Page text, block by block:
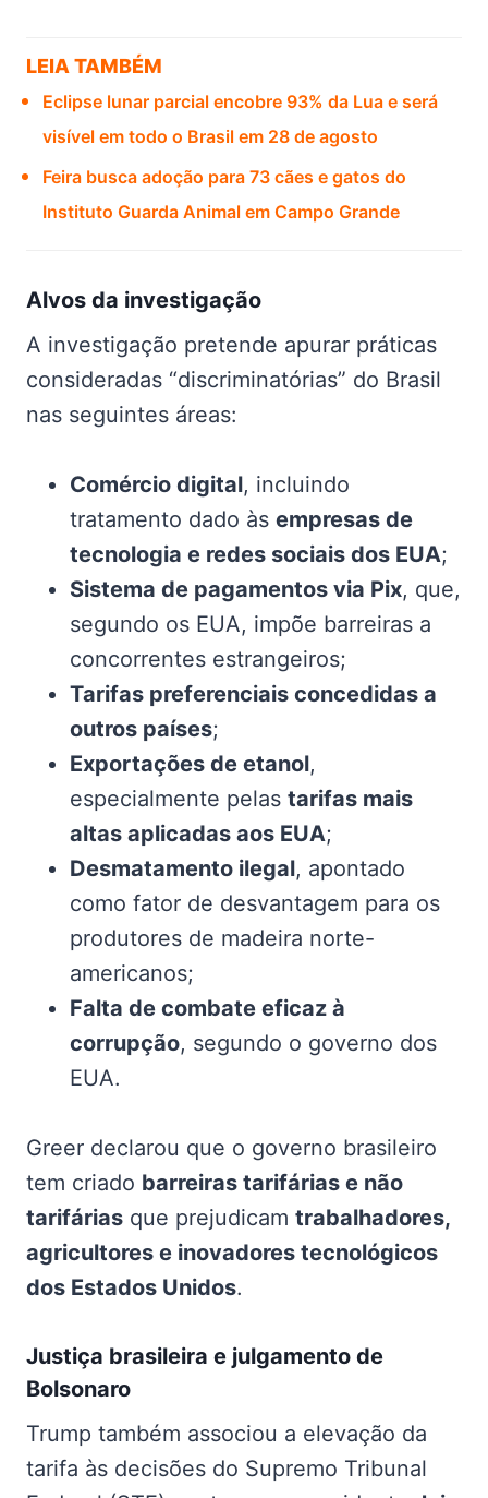
LEIA TAMBÉM
Eclipse lunar parcial encobre 93% da Lua e será
visível em todo o Brasil em 28 de agosto
Feira busca adoção para 73 cães e gatos do
Instituto Guarda Animal em Campo Grande
Alvos da investigação
A investigação pretende apurar práticas
consideradas “discriminatórias” do Brasil
nas seguintes áreas:
Comércio digital, incluindo
tratamento dado às empresas de
tecnologia e redes sociais dos EUA;
Sistema de pagamentos via Pix, que,
segundo os EUA, impõe barreiras a
concorrentes estrangeiros;
Tarifas preferenciais concedidas a
outros países;
Exportações de etanol,
especialmente pelas tarifas mais
altas aplicadas aos EUA;
Desmatamento ilegal, apontado
como fator de desvantagem para os
produtores de madeira norte-
americanos;
Falta de combate eficaz à
corrupção, segundo o governo dos
EUA.
Greer declarou que o governo brasileiro
tem criado barreiras tarifárias e não
tarifárias que prejudicam trabalhadores,
agricultores e inovadores tecnológicos
dos Estados Unidos.
Justiça brasileira e julgamento de
Bolsonaro
Trump também associou a elevação da
tarifa às decisões do Supremo Tribunal